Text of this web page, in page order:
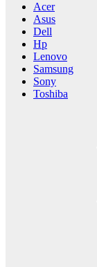
Acer
Asus
Dell
Hp
Lenovo
Samsung
Sony
Toshiba